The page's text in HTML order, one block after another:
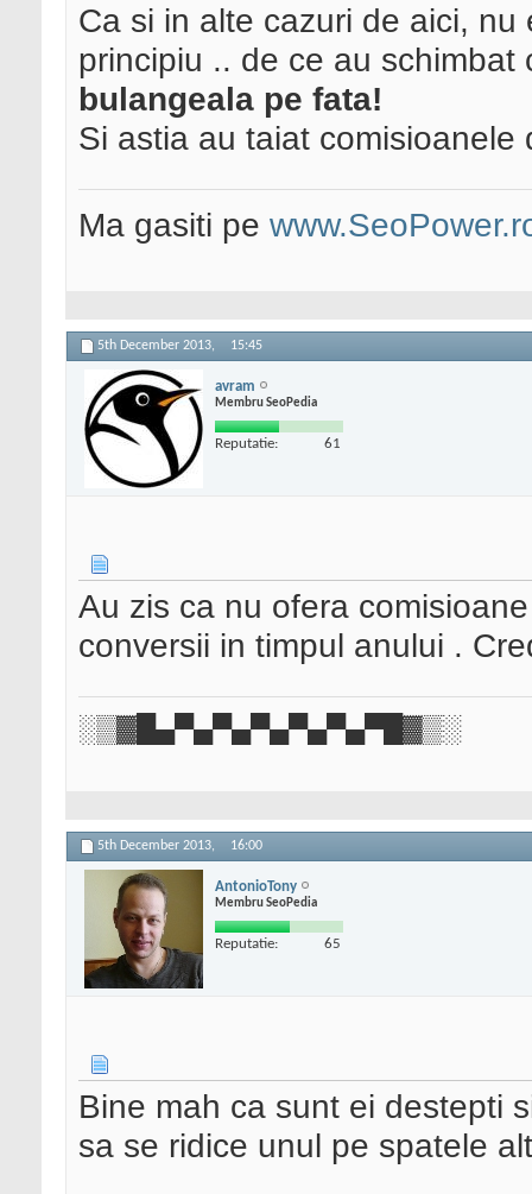
Ca si in alte cazuri de aici,
principiu .. de ce au
bulangeala pe fata!
Si astia au taiat comisioanele
Ma gasiti pe
5th December 2013, 15:45
avram
Membru SeoPedia
Reputatie: 61
Au zis ca nu ofera
conversii in timpul anului .
░▒▓█▄▀▄▀▄▀▄▀▄▀▄▀█▓▒░
5th December 2013, 16:00
AntonioTony
Membru SeoPedia
Reputatie: 65
Bine mah ca sunt ei destepti
sa se ridice unul pe spatele